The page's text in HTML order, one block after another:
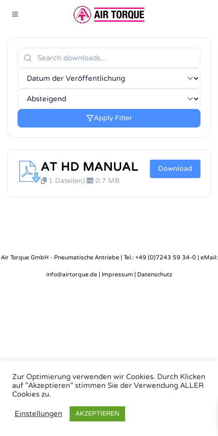
Apply Filter
AT HD MANUAL
1 Datei(en) 0.7 MB
Download
Air Torque GmbH - Pneumatische Antriebe | Tel.: +49 (0)7243 59 34-0 | eMail:
info@airtorque.de | Impressum| Datenschutz
Zur Optimierung verwenden wir Cookies. Durch Klicken
auf "Akzeptieren" stimmen Sie der Verwendung ALLER
Cookies zu.
Einstellungen AKZEPTIEREN